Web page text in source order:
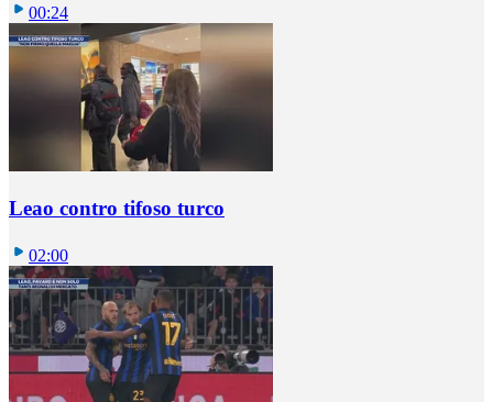
00:24
Leao contro tifoso turco
02:00